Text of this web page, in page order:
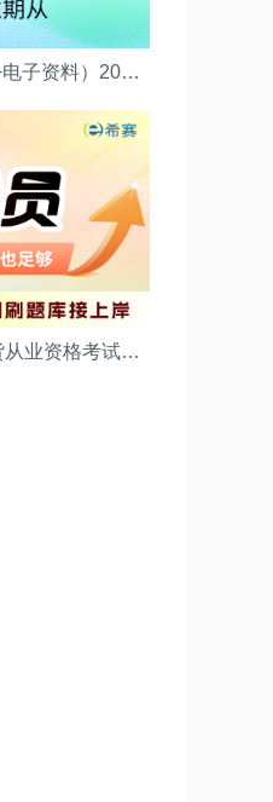
【精讲通关班】（课+题+电子资料）2026年期货从业资格考试(（法律法规）精讲通关班)
【题库会员】2026年期货从业资格考试（刷题不用愁）(（法律法规）题库会员)